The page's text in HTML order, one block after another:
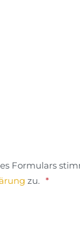
Formulars
zu.